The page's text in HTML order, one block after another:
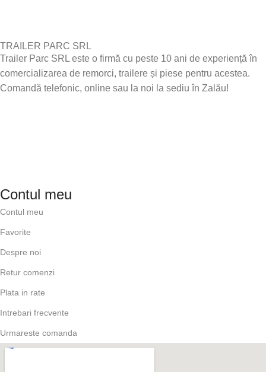
TRAILER PARC SRL
Trailer Parc SRL este o firmă cu peste 10 ani de experiență în
comercializarea de remorci, trailere și piese pentru acestea.
Comandă telefonic, online sau la noi la sediu în Zalău!
Contul meu
Contul meu
Favorite
Despre noi
Retur comenzi
Plata in rate
Intrebari frecvente
Urmareste comanda